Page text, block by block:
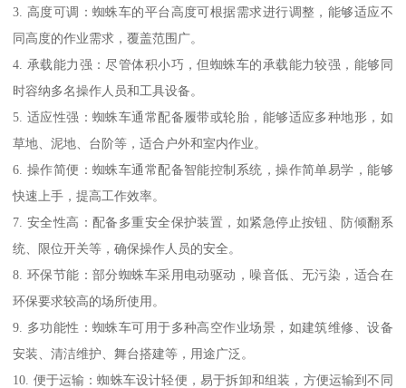
3. 高度可调：蜘蛛车的平台高度可根据需求进行调整，能够适应不
同高度的作业需求，覆盖范围广。
4. 承载能力强：尽管体积小巧，但蜘蛛车的承载能力较强，能够同
时容纳多名操作人员和工具设备。
5. 适应性强：蜘蛛车通常配备履带或轮胎，能够适应多种地形，如
草地、泥地、台阶等，适合户外和室内作业。
6. 操作简便：蜘蛛车通常配备智能控制系统，操作简单易学，能够
快速上手，提高工作效率。
7. 安全性高：配备多重安全保护装置，如紧急停止按钮、防倾翻系
统、限位开关等，确保操作人员的安全。
8. 环保节能：部分蜘蛛车采用电动驱动，噪音低、无污染，适合在
环保要求较高的场所使用。
9. 多功能性：蜘蛛车可用于多种高空作业场景，如建筑维修、设备
安装、清洁维护、舞台搭建等，用途广泛。
10. 便于运输：蜘蛛车设计轻便，易于拆卸和组装，方便运输到不同